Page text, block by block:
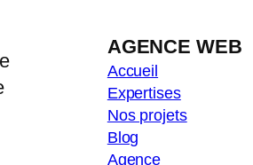
AGENCE WEB
Accueil
Expertises
Nos projets
Blog
Agence